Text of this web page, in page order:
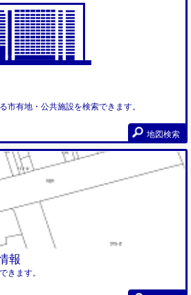
市有地・公共施設を検索できます。
地図検索
報
きます。